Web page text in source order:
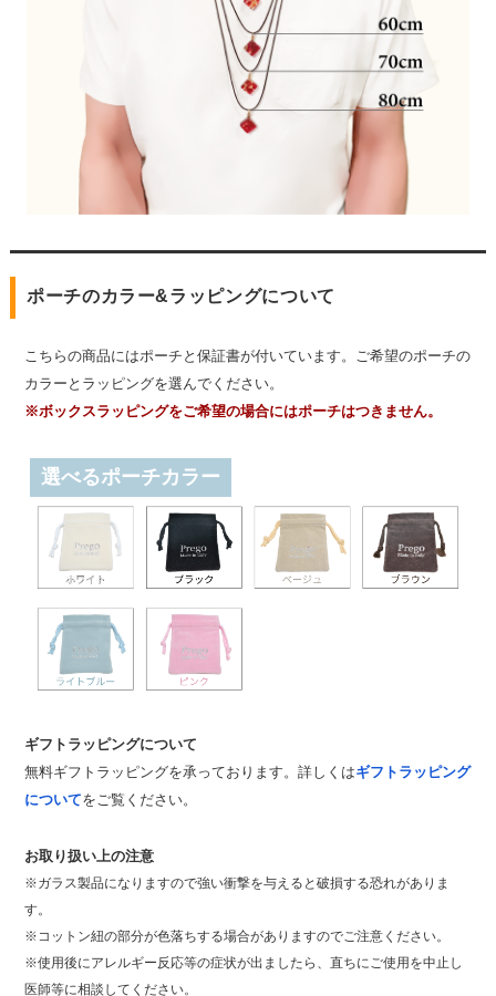
ポーチのカラー&ラッピングについて
こちらの商品にはポーチと保証書が付いています。ご希望のポーチの
カラーとラッピングを選んでください。
※ボックスラッピングをご希望の場合にはポーチはつきません。
選べるポーチカラー
ギフトラッピングについて
無料ギフトラッピングを承っております。詳しくはギフトラッピング
についてをご覧ください。
お取り扱い上の注意
※ガラス製品になりますので強い衝撃を与えると破損する恐れがありま
す。
※コットン紐の部分が色落ちする場合がありますのでご注意ください。
※使用後にアレルギー反応等の症状が出ましたら、直ちにご使用を中止し
医師等に相談してください。